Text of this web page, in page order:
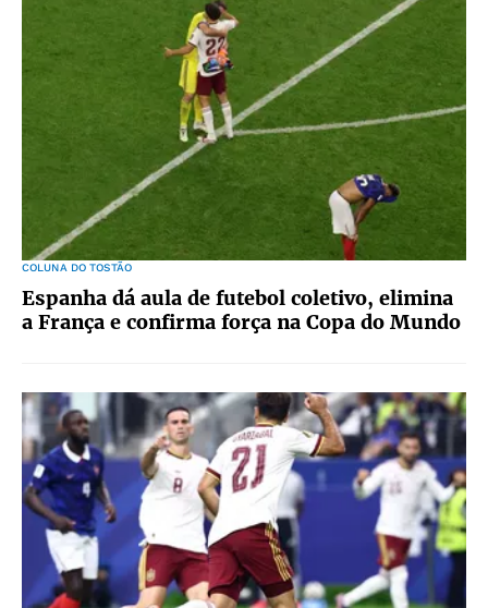
COLUNA DO TOSTÃO
Espanha dá aula de futebol coletivo, elimina
a França e confirma força na Copa do Mundo